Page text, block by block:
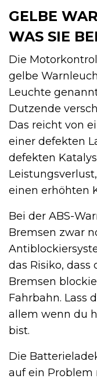
GELBE
WAS SIE
Die
gelbe
Leuchte
Dutzende
Das reicht von
einer defekten
defekten
einen erhöhten
Bei der ABS-
Bremsen zwar
das Risiko, dass
Bremsen
Fahrbahn. Lass
allem wenn du
bist.
Die
auf ein Problem